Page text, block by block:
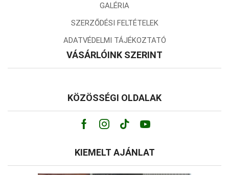
GALÉRIA
SZERZŐDÉSI FELTÉTELEK
ADATVÉDELMI TÁJÉKOZTATÓ
VÁSÁRLÓINK SZERINT
KÖZÖSSÉGI OLDALAK
Facebook
Instagram
Tik-
tok
Youtube
KIEMELT AJÁNLAT